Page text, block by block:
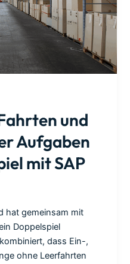
und
Aufgaben
mit SAP
hat gemeinsam mit
Doppelspiel
dass Ein-,
ohne Leerfahrten